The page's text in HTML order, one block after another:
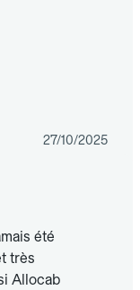
27/10/2025
été
très
Allocab